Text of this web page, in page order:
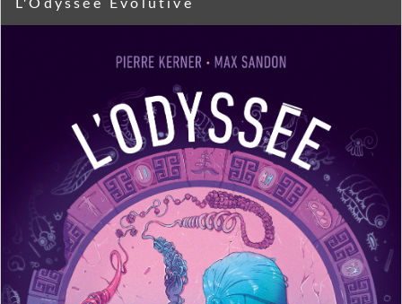
L'Odyssée Évolutive